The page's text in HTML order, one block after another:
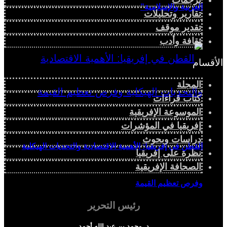
العربية والإسلامية”
القطن في إفريقيا: الأهمية الاقتصادية والتحديات الهيكلية
وفرص تعظيم القيمة
تقارير وتحليلات
تقدير موقف
ثقافة وأدب
الأقسام
المجلة
كتاب قراءات
الموسوعة الإفريقية
إفريقيا في المؤشرات
دراسات وبحوث
نظرة على إفريقيا
الصحافة الإفريقية
رئيس التحرير